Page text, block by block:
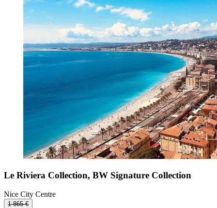
Le Riviera Collection, BW Signature Collection
Nice City Centre
1 865 €